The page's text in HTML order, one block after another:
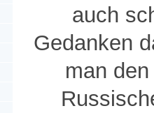
auch
Gedanken
man